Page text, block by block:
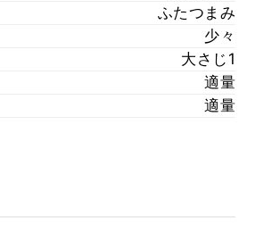
ふたつまみ
少々
大さじ1
適量
適量